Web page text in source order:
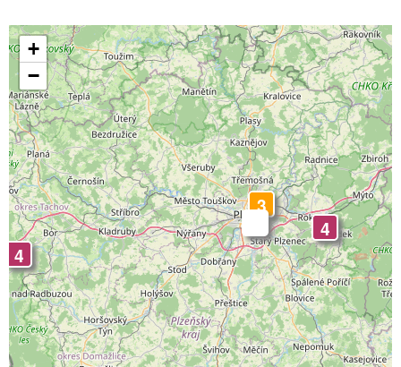
4
3
4
+
−